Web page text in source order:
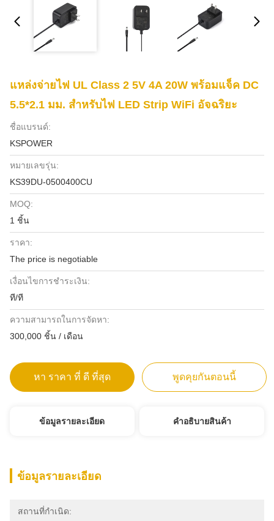
แหล่งจ่ายไฟ UL Class 2 5V 4A 20W พร้อมแจ็ค DC
5.5*2.1 มม. สำหรับไฟ LED Strip WiFi อัจฉริยะ
ชื่อแบรนด์:
KSPOWER
หมายเลขรุ่น:
KS39DU-0500400CU
MOQ:
1 ชิ้น
ราคา:
The price is negotiable
เงื่อนไขการชำระเงิน:
ที/ที
ความสามารถในการจัดหา:
300,000 ชิ้น / เดือน
หา ราคา ที่ ดี ที่สุด พูดคุยกันตอนนี้
ข้อมูลรายละเอียด คําอธิบายสินค้า
ข้อมูลรายละเอียด
สถานที่กำเนิด: